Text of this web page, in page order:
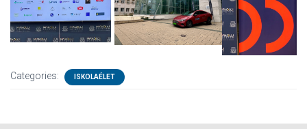
Categories: ISKOLAÉLET